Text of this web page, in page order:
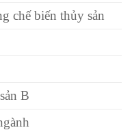
chế biến thủy sản
B